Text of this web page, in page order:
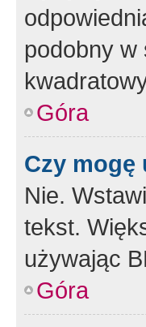
podobny w
Góra
Czy mogę
Nie.
tekst.
używając
Góra